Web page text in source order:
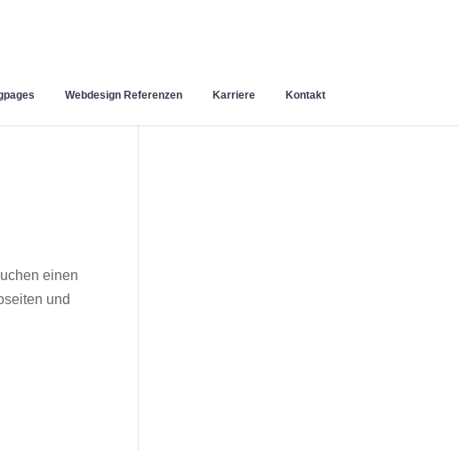
Webdesign Referenzen Karriere Kontakt
einen
und